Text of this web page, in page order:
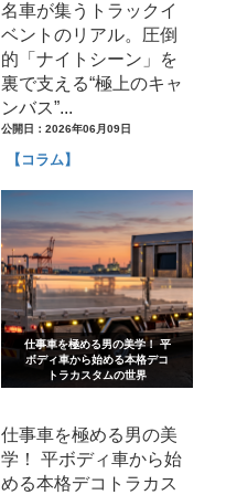
名車が集うトラックイ
ベントのリアル。圧倒
的「ナイトシーン」を
裏で支える“極上のキャ
ンバス”...
公開日：2026年06月09日
【コラム】
仕事車を極める男の美学！ 平
ボディ車から始める本格デコ
トラカスタムの世界
仕事車を極める男の美
学！ 平ボディ車から始
める本格デコトラカス